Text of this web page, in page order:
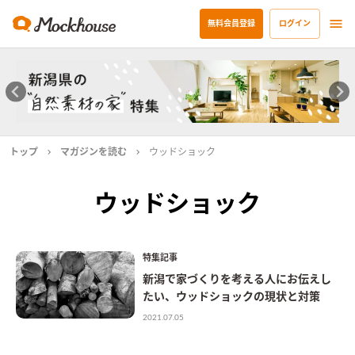
無料会員登録 ログイン
トップ マガジンを読む ウッドショック
ウッドショック
特集記事
新潟で家づくりを考える人にお伝えし
たい、ウッドショックの現状と対策
2021.07.05